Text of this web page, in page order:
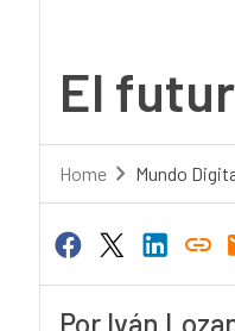
El
Home Mundo
Por Iván